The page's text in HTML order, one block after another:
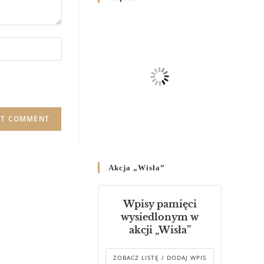
Родин
Справ Молоді та встановленя
складу Катихитичної Комісії
днях 2-12 липня 2024 р.”
Декрет єпископів
Перемисько-Варшавської
Митрополії стосовно
звершування Божественної
літургії
Akcja „Wisła”
Wpisy pamięci
wysiedlonym w
akcji „Wisła”
ZOBACZ LISTĘ / DODAJ WPIS